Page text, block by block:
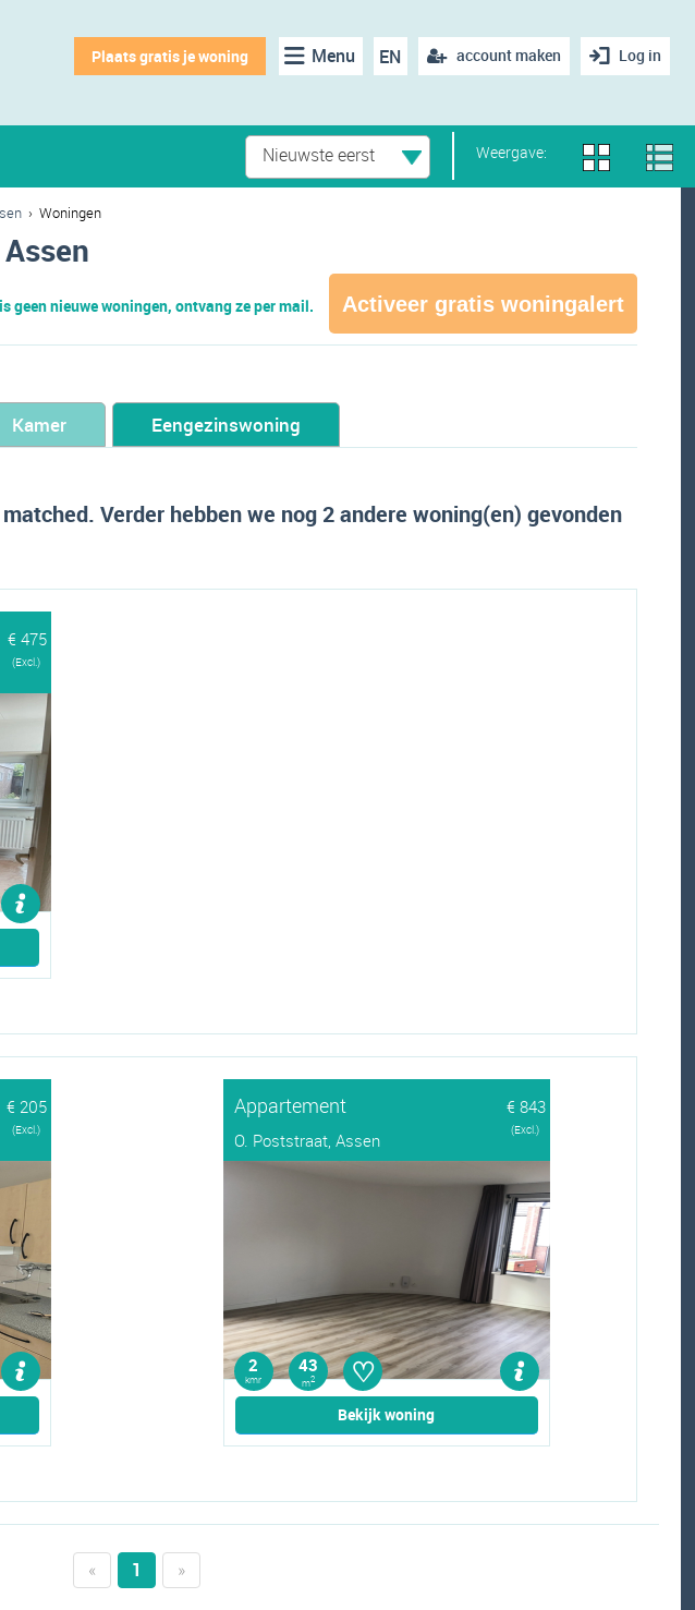
Log in
account maken
EN
Menu
Plaats gratis je woning
Weergave:
Nieuwste eerst
› Woningen
geen nieuwe woningen, ontvang ze per mail. Activeer gratis woningalert
Kamer Eengezinswoning
Verder hebben we nog 2 andere woning(en) gevonden
€ 475
(Excl.)
€ 205
(Excl.)
Appartement
€ 843
O. Poststraat, Assen
(Excl.)
2
kmr
43
m2 ♡
Bekijk woning
« 1 »